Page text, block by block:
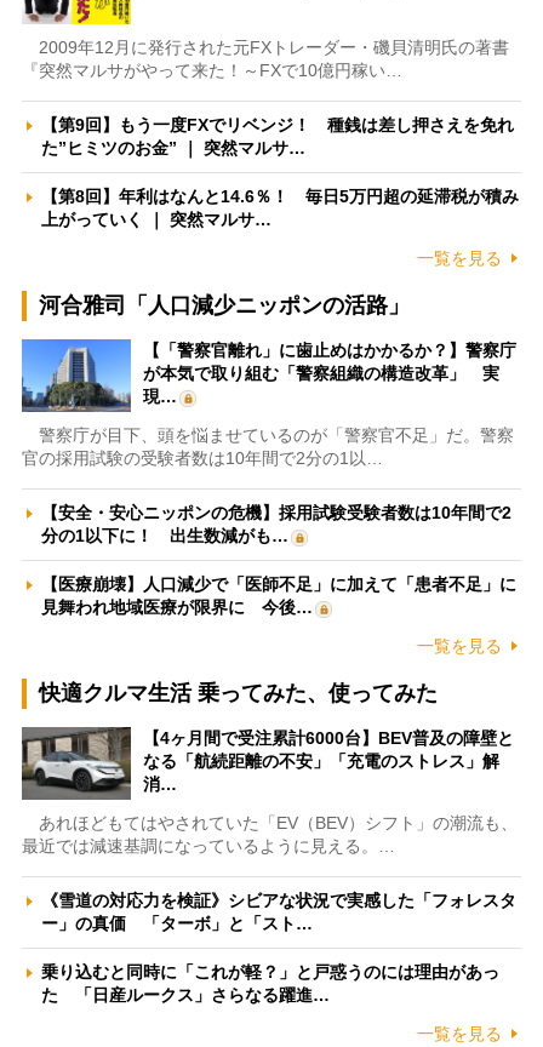
2009年12月に発行された元FXトレーダー・磯貝清明氏の著書
『突然マルサがやって来た！～FXで10億円稼い…
【第9回】もう一度FXでリベンジ！ 種銭は差し押さえを免れ
た”ヒミツのお金” ｜ 突然マルサ…
【第8回】年利はなんと14.6％！ 毎日5万円超の延滞税が積み
上がっていく ｜ 突然マルサ…
一覧を見る
河合雅司「人口減少ニッポンの活路」
【「警察官離れ」に歯止めはかかるか？】警察庁
が本気で取り組む「警察組織の構造改革」 実
現…
警察庁が目下、頭を悩ませているのが「警察官不足」だ。警察
官の採用試験の受験者数は10年間で2分の1以…
【安全・安心ニッポンの危機】採用試験受験者数は10年間で2
分の1以下に！ 出生数減がも…
【医療崩壊】人口減少で「医師不足」に加えて「患者不足」に
見舞われ地域医療が限界に 今後…
一覧を見る
快適クルマ生活 乗ってみた、使ってみた
【4ヶ月間で受注累計6000台】BEV普及の障壁と
なる「航続距離の不安」「充電のストレス」解
消…
あれほどもてはやされていた「EV（BEV）シフト」の潮流も、
最近では減速基調になっているように見える。…
《雪道の対応力を検証》シビアな状況で実感した「フォレスタ
ー」の真価 「ターボ」と「スト…
乗り込むと同時に「これが軽？」と戸惑うのには理由があっ
た 「日産ルークス」さらなる躍進…
一覧を見る